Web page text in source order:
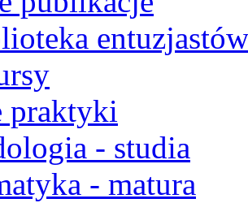
praktyki
- studia
- matura